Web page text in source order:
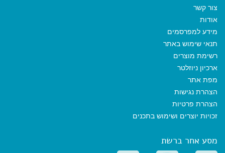
צור קשר
אודות
מידע למפרסמים
תנאי שימוש באתר
רשימת מוצרים
ארכיון ניוזלטר
מפת אתר
הצהרת נגישות
הצהרת פרטיות
זכויות יוצרים ושימוש בתכנים
מסע אחר ברשת